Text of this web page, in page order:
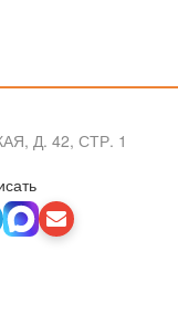
Д. 42, СТР. 1